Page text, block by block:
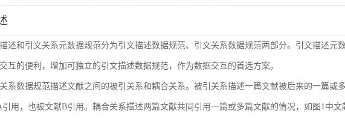
述和引文关系元数据规范分为引文描述数据规范、引文关系数据规范两部分。引文描述元
互的便利，增加可独立的引文描述数据规范，作为数据交互的首选方案。
系数据规范描述文献之间的被引关系和耦合关系。被引关系描述一篇文献被后来的一篇或
引用，也被文献B引用。耦合关系描述两篇文献共同引用一篇或多篇文献的情况，如图1中文